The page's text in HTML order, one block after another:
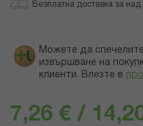
Безплатна доставка за
Можете да спечелите
извършване на
клиенти. Влезте в
7,26 € /